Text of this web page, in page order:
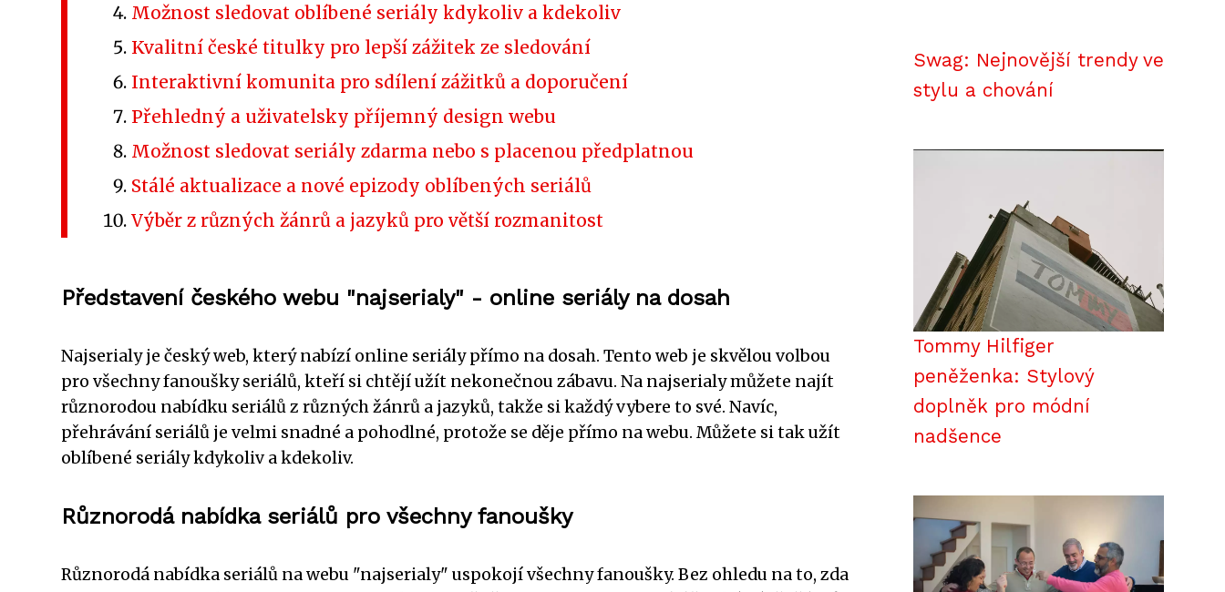
Možnost sledovat oblíbené seriály kdykoliv a kdekoliv
Kvalitní české titulky pro lepší zážitek ze sledování
Interaktivní komunita pro sdílení zážitků a doporučení
Přehledný a uživatelsky příjemný design webu
Možnost sledovat seriály zdarma nebo s placenou předplatnou
Stálé aktualizace a nové epizody oblíbených seriálů
Výběr z různých žánrů a jazyků pro větší rozmanitost
Představení českého webu "najserialy" - online seriály na dosah
Najserialy je český web, který nabízí online seriály přímo na dosah. Tento web je skvělou volbou
pro všechny fanoušky seriálů, kteří si chtějí užít nekonečnou zábavu. Na najserialy můžete najít
různorodou nabídku seriálů z různých žánrů a jazyků, takže si každý vybere to své. Navíc,
přehrávání seriálů je velmi snadné a pohodlné, protože se děje přímo na webu. Můžete si tak užít
oblíbené seriály kdykoliv a kdekoliv.
Různorodá nabídka seriálů pro všechny fanoušky
Různorodá nabídka seriálů na webu "najserialy" uspokojí všechny fanoušky. Bez ohledu na to, zda
Swag: Nejnovější trendy ve
stylu a chování
Tommy Hilfiger
peněženka: Stylový
doplněk pro módní
nadšence